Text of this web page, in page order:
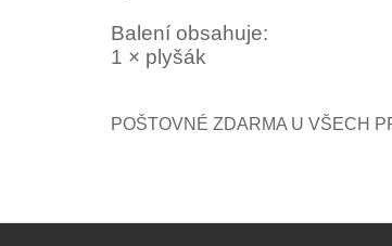
Balení obsahuje:
1 × plyšák
POŠTOVNÉ ZDARMA U VŠECH